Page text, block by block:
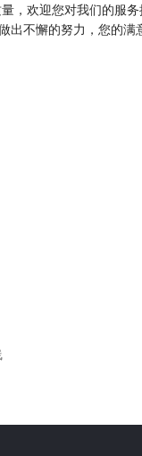
，欢迎您对我们的服
出不懈的努力，您的满